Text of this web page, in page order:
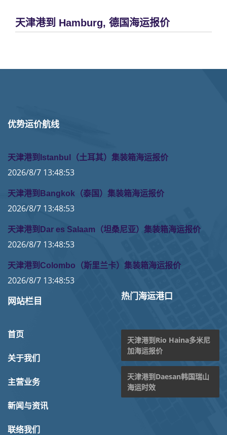
天津港到 Hamburg, 德国海运报价
优势运价航线
天津港到Istanbul（土耳其）集装箱海运报价
2026/8/7 13:48:53
天津港到Bangkok（泰国）集装箱海运报价
2026/8/7 13:48:53
天津港到Dar es Salaam（坦桑尼亚）集装箱海运报价
2026/8/7 13:48:53
天津港到Colombo（斯里兰卡）集装箱海运报价
2026/8/7 13:48:53
网站栏目
首页
关于我们
主营业务
新闻与资讯
联络我们
热门海运港口
天津港到Rio Haina多米尼
加海运报价
天津港到Daesan韩国瑞山
海运时效